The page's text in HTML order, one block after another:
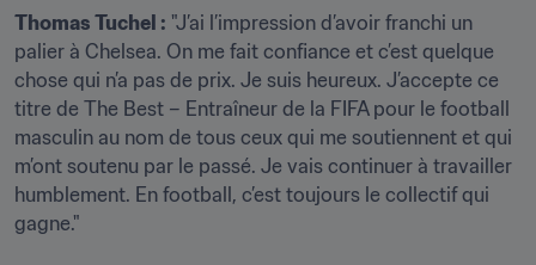
Thomas Tuchel : "J’ai l’impression d’avoir franchi un
palier à Chelsea. On me fait confiance et c’est quelque
chose qui n’a pas de prix. Je suis heureux. J’accepte ce
titre de The Best – Entraîneur de la FIFA pour le football
masculin au nom de tous ceux qui me soutiennent et qui
m’ont soutenu par le passé. Je vais continuer à travailler
humblement. En football, c’est toujours le collectif qui
gagne."